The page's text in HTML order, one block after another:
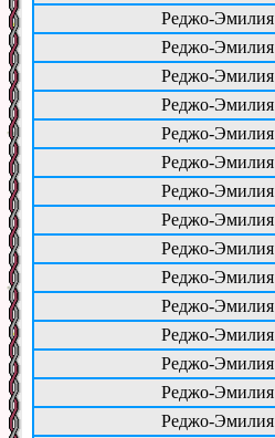
Реджо-Эмилия
Реджо-Эмилия
Реджо-Эмилия
Реджо-Эмилия
Реджо-Эмилия
Реджо-Эмилия
Реджо-Эмилия
Реджо-Эмилия
Реджо-Эмилия
Реджо-Эмилия
Реджо-Эмилия
Реджо-Эмилия
Реджо-Эмилия
Реджо-Эмилия
Реджо-Эмилия